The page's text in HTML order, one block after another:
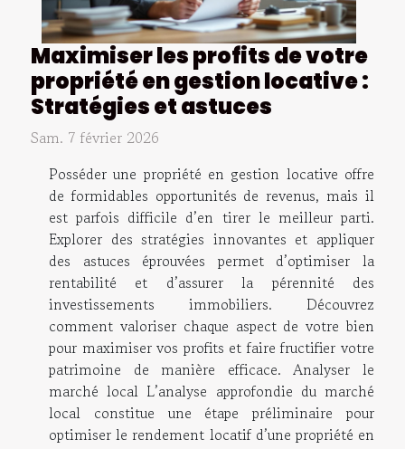
Maximiser les profits de votre
propriété en gestion locative :
Stratégies et astuces
Sam. 7 février 2026
Posséder une propriété en gestion locative offre
de formidables opportunités de revenus, mais il
est parfois difficile d’en tirer le meilleur parti.
Explorer des stratégies innovantes et appliquer
des astuces éprouvées permet d’optimiser la
rentabilité et d’assurer la pérennité des
investissements immobiliers. Découvrez
comment valoriser chaque aspect de votre bien
pour maximiser vos profits et faire fructifier votre
patrimoine de manière efficace. Analyser le
marché local L’analyse approfondie du marché
local constitue une étape préliminaire pour
optimiser le rendement locatif d’une propriété en